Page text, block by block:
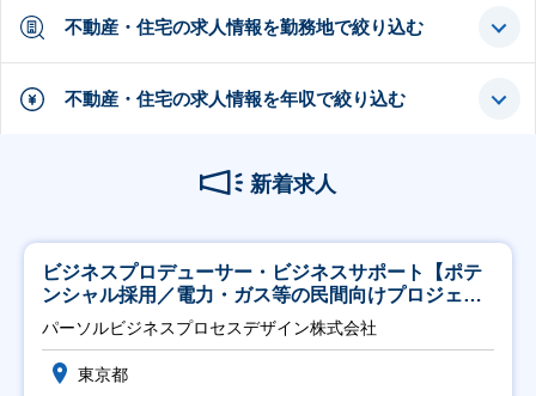
不動産・住宅の求人情報を勤務地で絞り込む
不動産・住宅の求人情報を年収で絞り込む
新着求人
ビジネスプロデューサー・ビジネスサポート【ポテ
ンシャル採用／電力・ガス等の民間向けプロジェク
ト推進】
パーソルビジネスプロセスデザイン株式会社
東京都